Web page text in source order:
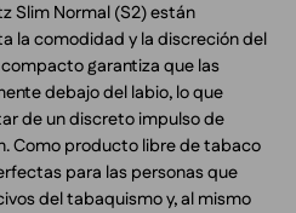
Slim Normal (S2) están
la comodidad y la discreción del
garantiza que las
debajo del labio, lo que
de un discreto impulso de
Como producto libre de tabaco
para las personas que
del tabaquismo y, al mismo